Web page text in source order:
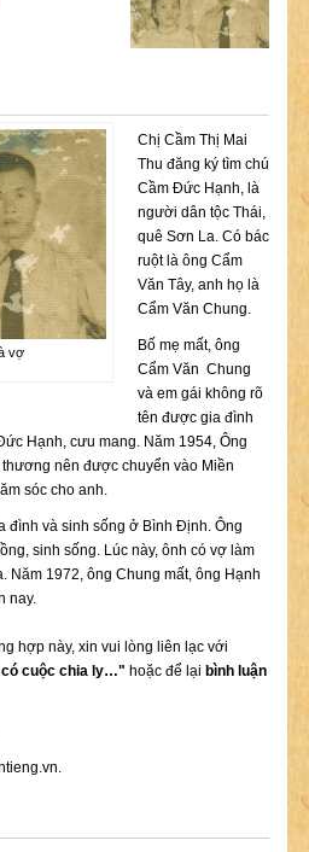
vợ
Chị Cầm Thị Mai
Thu đăng ký tìm chú
Cầm Đức Hạnh, là
người dân tộc Thái,
quê Sơn La. Có bác
ruột là ông Cẩm
Văn Tây, anh họ là
Cẩm Văn Chung.
Bố mẹ mất, ông
Cẩm Văn Chung
và em gái không rõ
tên được gia đình
Hạnh, cưu mang. Năm 1954, Ông
nên được chuyển vào Miền
sóc cho anh.
đình và sinh sống ở Bình Định. Ông
sinh sống. Lúc này, ônh có vợ làm
Năm 1972, ông Chung mất, ông Hạnh
nay.
hợp này, xin vui lòng liên lạc với
cuộc chia ly…" hoặc để lại bình luận
.